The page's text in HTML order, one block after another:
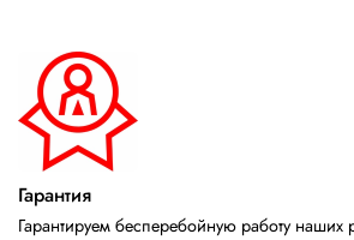
Гарантия
Гарантируем бесперебойную работу наших